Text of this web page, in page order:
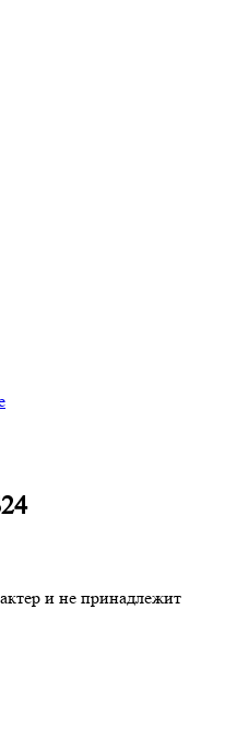
и не принадлежит